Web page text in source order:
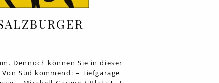
Dennoch können Sie in dieser
Süd kommend: – Tiefgarage